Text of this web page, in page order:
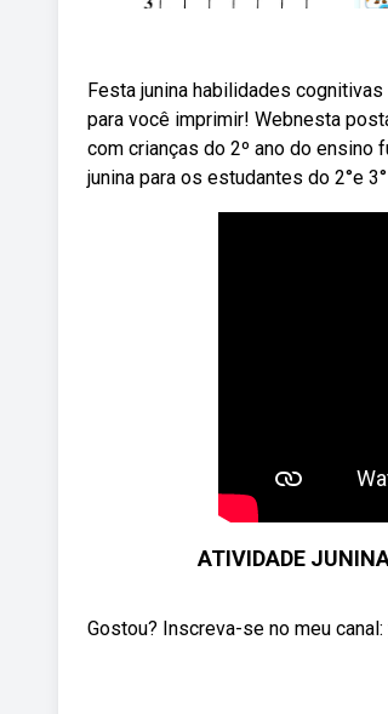
Festa junina habilidades
para você imprimir! Webnesta
com crianças do 2º ano do ensino
junina para os estudantes do 2°e
ATIVIDADE
Gostou? Inscreva-se no meu